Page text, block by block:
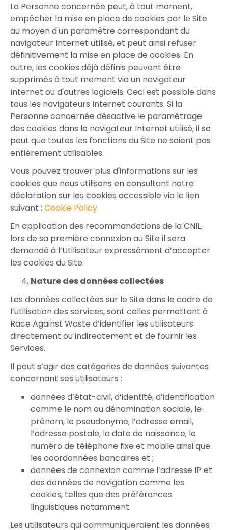
La Personne concernée peut, à tout moment,
empêcher la mise en place de cookies par le Site
au moyen d'un paramètre correspondant du
navigateur Internet utilisé, et peut ainsi refuser
définitivement la mise en place de cookies. En
outre, les cookies déjà définis peuvent être
supprimés à tout moment via un navigateur
Internet ou d'autres logiciels. Ceci est possible dans
tous les navigateurs Internet courants. Si la
Personne concernée désactive le paramétrage
des cookies dans le navigateur Internet utilisé, il se
peut que toutes les fonctions du Site ne soient pas
entièrement utilisables.
Vous pouvez trouver plus d'informations sur les
cookies que nous utilisons en consultant notre
déclaration sur les cookies accessible via le lien
suivant : Cookie Policy
En application des recommandations de la CNIL,
lors de sa première connexion au Site il sera
demandé à l’Utilisateur expressément d’accepter
les cookies du Site.
Nature des données collectées
Les données collectées sur le Site dans le cadre de
l’utilisation des services, sont celles permettant à
Race Against Waste d’identifier les utilisateurs
directement ou indirectement et de fournir les
Services.
Il peut s’agir des catégories de données suivantes
concernant ses utilisateurs :
données d’état-civil, d’identité, d’identification
comme le nom ou dénomination sociale, le
prénom, le pseudonyme, l’adresse email,
l’adresse postale, la date de naissance, le
numéro de téléphone fixe et mobile ainsi que
les coordonnées bancaires et ;
données de connexion comme l’adresse IP et
des données de navigation comme les
cookies, telles que des préférences
linguistiques notamment.
Les utilisateurs qui communiqueraient les données